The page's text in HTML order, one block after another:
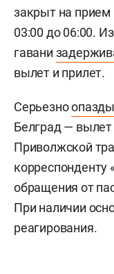
закрыт на
03:00 до 06:00.
гавани
вылет и прилет.
Серьезно
Белград —
Приволжской
корреспонденту
обращения от
При наличии
реагирования.